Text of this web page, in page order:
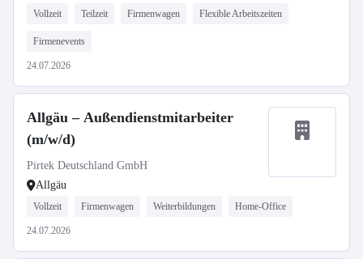
Vollzeit Teilzeit Firmenwagen Flexible Arbeitszeiten
Firmenevents
24.07.2026
Allgäu – Außendienstmitarbeiter
(m/w/d)
Pirtek Deutschland GmbH
Allgäu
Vollzeit Firmenwagen Weiterbildungen Home-Office
24.07.2026